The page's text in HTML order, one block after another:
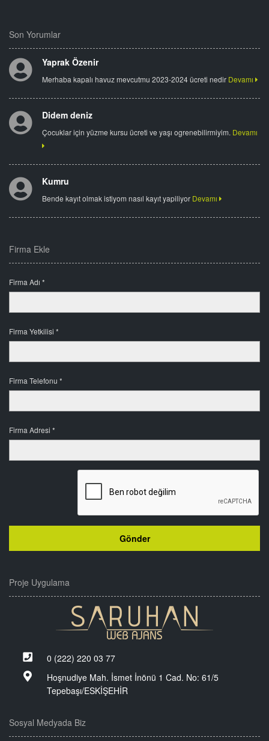
Son Yorumlar
Yaprak Özenir
Merhaba kapalı havuz mevcutmu 2023-2024 ücreti nedir Devamı
Didem deniz
Çocuklar için yüzme kursu ücreti ve yaşı ogrenebilirmiyim. Devamı
Kumru
Bende kayıt olmak istiyom nasıl kayıt yapiliyor Devamı
Firma Ekle
Firma Adı *
Firma Yetkilisi *
Firma Telefonu *
Firma Adresi *
Proje Uygulama
0 (222) 220 03 77
Hoşnudiye Mah. İsmet İnönü 1 Cad. No: 61/5
Tepebaşı/ESKİŞEHİR
Sosyal Medyada Biz